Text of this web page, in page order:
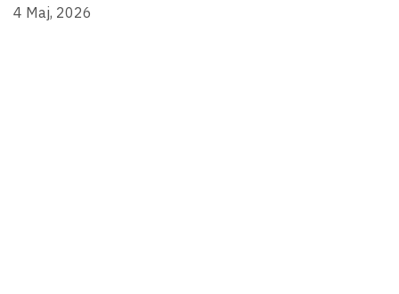
4 Maj, 2026